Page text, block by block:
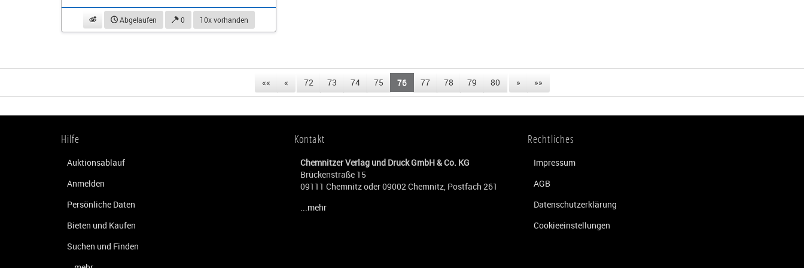
beobachtenAbgelaufen 0 10x vorhanden
«« « 72 73 74 75 76 77 78 79 80 » »»
Hilfe
Auktionsablauf
Anmelden
Persönliche Daten
Bieten und Kaufen
Suchen und Finden
Kontakt
Chemnitzer Verlag und Druck GmbH & Co. KG
Brückenstraße 15
09111 Chemnitz oder 09002 Chemnitz, Postfach 261
...mehr
Rechtliches
Impressum
AGB
Datenschutzerklärung
Cookieeinstellungen